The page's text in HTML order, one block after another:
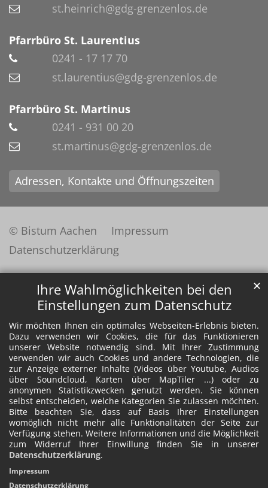
Ihre Wahlmöglichkeiten bei den
Einstellungen zum Datenschutz
Wir möchten Ihnen ein optimales Webseiten-Erlebnis bieten.
Dazu verwenden wir Cookies, die für das Funktionieren
unserer Website notwendig sind. Mit Ihrer Zustimmung
verwenden wir auch Cookies und andere Technologien, die
zur Anzeige externer Inhalte (Videos über Youtube, Audios
über Soundcloud, Karten über MapTiler ...) oder zu
anonymen Statistikzwecken genutzt werden. Sie können
selbst entscheiden, welche Kategorien Sie zulassen möchten.
Bitte beachten Sie, dass auf Basis Ihrer Einstellungen
womöglich nicht mehr alle Funktionalitäten der Seite zur
Verfügung stehen. Weitere Informationen und die Möglichkeit
zum Widerruf Ihrer Einwillung finden Sie in unserer
Datenschutzerklärung.
✕
Impressum
Datenschutzerklärung
st.heinrich@gdg-grenzenlos.de
Pfarrbüro St. Laurentius
0241 - 17 17 70
st.laurentius@gdg-grenzenlos.de
Pfarrbüro St. Martinus
0241 - 931 00 20
st.martinus@gdg-grenzenlos.de
Adressen, Kontakte und Öffnungszeiten
© Bistum Aachen
Impressum
Datenschutzerklärung